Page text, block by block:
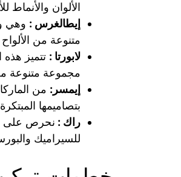
الألوان والأنماط
إيطالغرس : وهي
متنوعة من
لابورتا : تتميز هذه
مجموعة متنوعة
إيمسر: من
بتصاميمها
راك : نحرص على
للسيراميك